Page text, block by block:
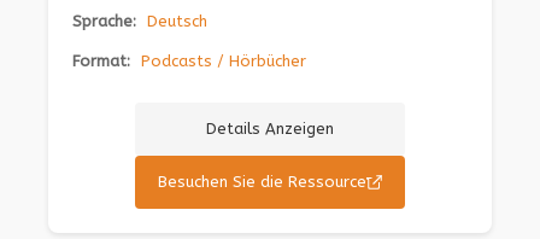
Sprache: Deutsch
Format: Podcasts / Hörbücher
Details Anzeigen
Besuchen Sie die Ressource